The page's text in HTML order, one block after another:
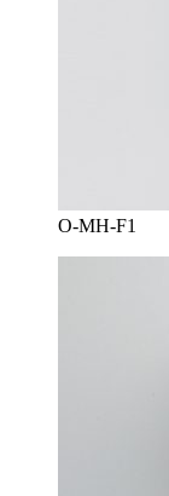
O-MH-F1